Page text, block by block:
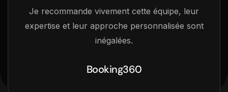
Je recommande vivement cette équipe, leur
expertise et leur approche personnalisée sont
inégalées.
Booking360